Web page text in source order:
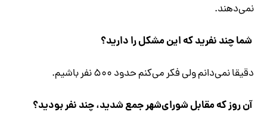
نمی‌دهند.
شما چند نفرید که این مشکل را دارید؟
دقیقا نمی‌دانم ولی فکر می‌کنم حدود ۵۰۰ نفر باشیم.
آن روز که مقابل شورای‌شهر جمع شدید، چند نفر بودید؟